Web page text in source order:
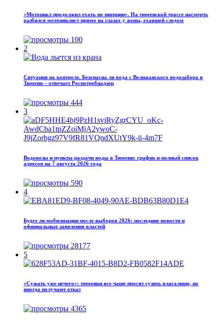
«Мотоцикл продолжил ехать по инерции». На тюменской трассе насмерть
разбился мотоциклист прямо на глазах у жены, ехавшей следом
100
2
Ситуация на контроле. Безопасна ли вода с Велижанского водозабора в
Тюмени – отвечает Роспотребнадзор
444
3
Водовозы и пункты раздачи воды в Тюмени: график и полный список
адресов на 7 августа 2026 года
590
4
Будет ли мобилизация после выборов 2026: последние новости и
официальные заявления властей
28177
5
«Сужать уже нечего»: тюменки все чаще просят сузить влагалище, но
иногда получают отказ
4365